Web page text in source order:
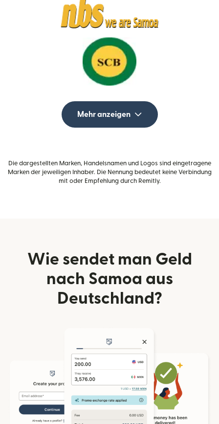
Mehr anzeigen
Die dargestellten Marken, Handelsnamen und Logos sind eingetragene
Marken der jeweiligen Inhaber. Die Nennung bedeutet keine Verbindung
mit oder Empfehlung durch Remitly.
Wie sendet man Geld
nach Samoa aus
Deutschland?